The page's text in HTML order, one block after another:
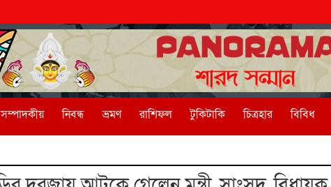
সম্পাদকীয় নিবন্ধ ভ্রমণ রাশিফল টুকিটাকি চিত্রহার বিবিধ